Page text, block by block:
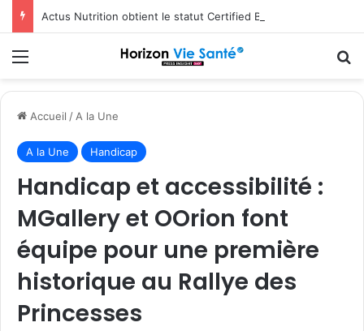
Actus Nutrition obtient le statut Certified B Corporation™
Menu
Accueil /A la Une
A la Une Handicap
Handicap et accessibilité :
MGallery et OOrion font
équipe pour une première
historique au Rallye des
Princesses